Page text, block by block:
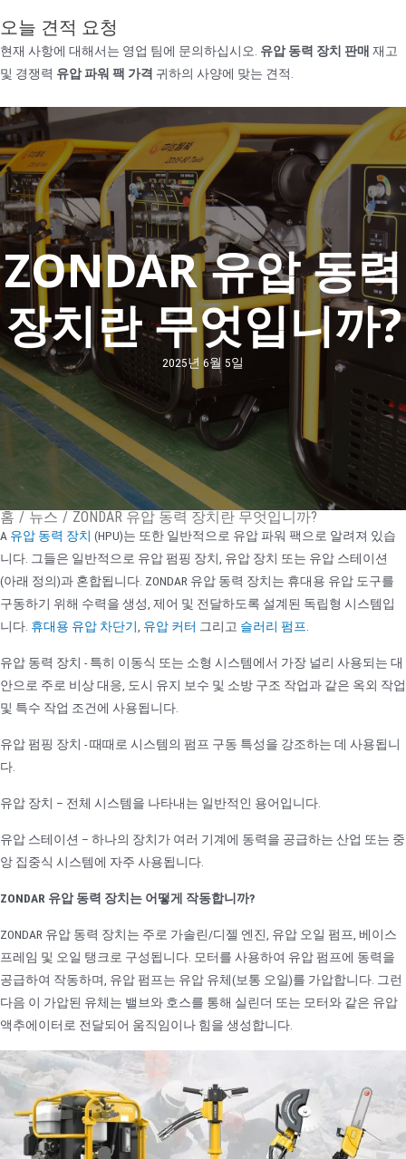
오늘 견적 요청
현재 사항에 대해서는 영업 팀에 문의하십시오. 유압 동력 장치 판매 재고
및 경쟁력 유압 파워 팩 가격 귀하의 사양에 맞는 견적.
ZONDAR 유압 동력
장치란 무엇입니까?
2025년 6월 5일
홈 / 뉴스 / ZONDAR 유압 동력 장치란 무엇입니까?
A 유압 동력 장치 (HPU)는 또한 일반적으로 유압 파워 팩으로 알려져 있습
니다. 그들은 일반적으로 유압 펌핑 장치, 유압 장치 또는 유압 스테이션
(아래 정의)과 혼합됩니다. ZONDAR 유압 동력 장치는 휴대용 유압 도구를
구동하기 위해 수력을 생성, 제어 및 전달하도록 설계된 독립형 시스템입
니다. 휴대용 유압 차단기 유압 커터 그리고 슬러리 펌프
유압 동력 장치 - 특히 이동식 또는 소형 시스템에서 가장 널리 사용되는 대
안으로 주로 비상 대응, 도시 유지 보수 및 소방 구조 작업과 같은 옥외 작업
및 특수 작업 조건에 사용됩니다.
유압 펌핑 장치 - 때때로 시스템의 펌프 구동 특성을 강조하는 데 사용됩니
다.
유압 장치 – 전체 시스템을 나타내는 일반적인 용어입니다.
유압 스테이션 – 하나의 장치가 여러 기계에 동력을 공급하는 산업 또는 중
앙 집중식 시스템에 자주 사용됩니다.
ZONDAR 유압 동력 장치는 어떻게 작동합니까?
ZONDAR 유압 동력 장치는 주로 가솔린/디젤 엔진, 유압 오일 펌프, 베이스
프레임 및 오일 탱크로 구성됩니다. 모터를 사용하여 유압 펌프에 동력을
공급하여 작동하며, 유압 펌프는 유압 유체(보통 오일)를 가압합니다. 그런
다음 이 가압된 유체는 밸브와 호스를 통해 실린더 또는 모터와 같은 유압
액추에이터로 전달되어 움직임이나 힘을 생성합니다.